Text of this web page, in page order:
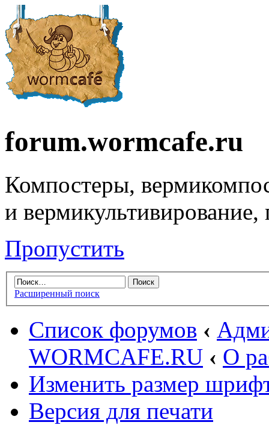
forum.wormcafe.ru
Компостеры,
и
Пропустить
Расширенный поиск
Список форумов ‹
WORMCAFE.RU ‹ О
Изменить размер
Версия для печати